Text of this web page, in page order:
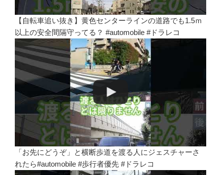
【自転車追い抜き】黄色センターラインの道路でも1.5ｍ
以上の安全間隔守ってる？ #automobile #ドラレコ
「お先にどうぞ」と横断歩道を渡る人にジェスチャーさ
れたら#automobile #歩行者優先 #ドラレコ